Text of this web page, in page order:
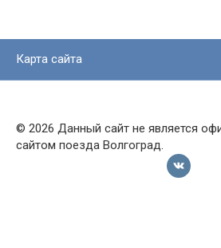
Карта сайта
© 2026 Данный сайт не является
сайтом поезда Волгоград.